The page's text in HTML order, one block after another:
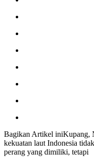
Bagikan Artikel iniKupang,
kekuatan laut Indonesia
perang yang dimiliki, tetapi